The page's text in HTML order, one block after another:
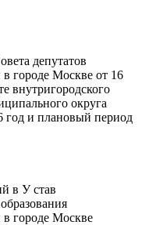
депутатов
городе Москве от 16
внутригородского
округа
год и плановый период
в У став
городе Москве